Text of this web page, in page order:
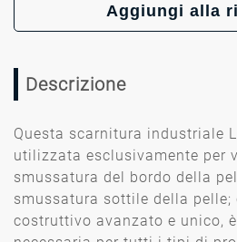
Aggiungi alla
Descrizione
Questa scarnitura industriale
utilizzata esclusivamente per
smussatura del bordo della
smussatura sottile della pelle;
costruttivo avanzato e unico,